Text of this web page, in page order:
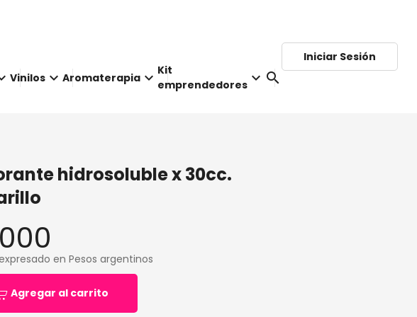
Vinilos keyboard_arrow_downAromaterapia keyboard_arrow_down Kit
emprendedores keyboard_arrow_down search
Iniciar Sesión
hidrosoluble x 30cc.
en Pesos argentinos
Agregar al carrito